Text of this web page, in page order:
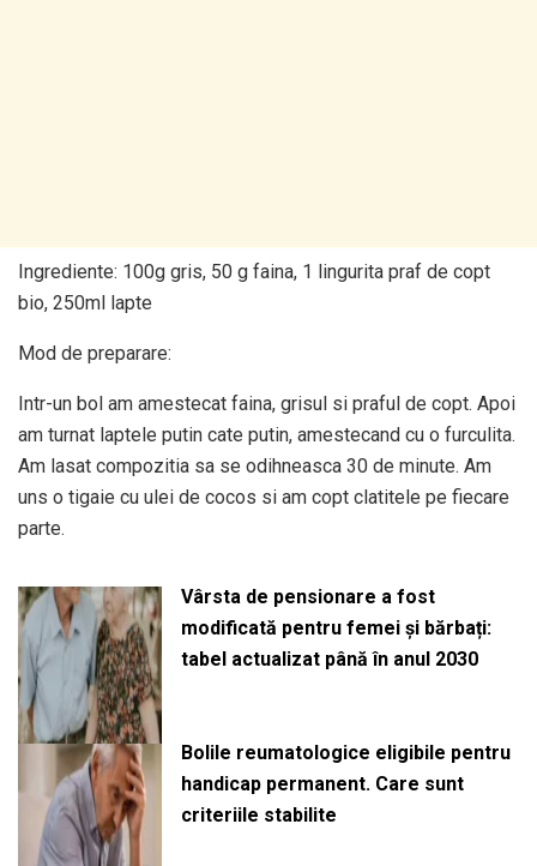
Ingrediente: 100g gris, 50 g faina, 1 lingurita praf de copt
bio, 250ml lapte
Mod de preparare:
Intr-un bol am amestecat faina, grisul si praful de copt. Apoi
am turnat laptele putin cate putin, amestecand cu o furculita.
Am lasat compozitia sa se odihneasca 30 de minute. Am
uns o tigaie cu ulei de cocos si am copt clatitele pe fiecare
parte.
Vârsta de pensionare a fost
modificată pentru femei și bărbați:
tabel actualizat până în anul 2030
Bolile reumatologice eligibile pentru
handicap permanent. Care sunt
criteriile stabilite